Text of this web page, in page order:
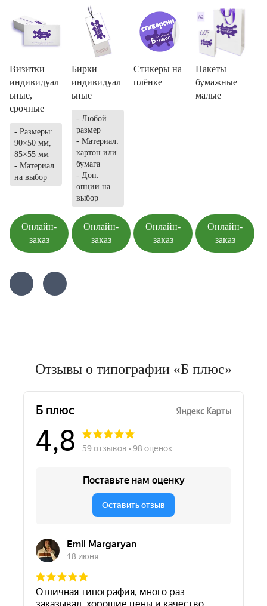
Визитки
индивидуал
ьные,
срочные
- Размеры:
90×50 мм,
85×55 мм
- Материал
на выбор
Онлайн-
заказ
Бирки
индивидуал
ьные
- Любой
размер
- Материал:
картон или
бумага
- Доп.
опции на
выбор
Онлайн-
заказ
Стикеры на
плёнке
Онлайн-
заказ
Пакеты
бумажные
малые
Онлайн-
заказ
Отзывы о типографии «Б плюс»